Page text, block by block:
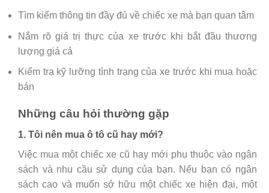
Tìm kiếm thông tin đầy đủ về chiếc xe mà bạn quan tâm
Nắm rõ giá trị thực của xe trước khi bắt đầu thương
lượng giá cả
Kiểm tra kỹ lưỡng tình trạng của xe trước khi mua hoặc
bán
Những câu hỏi thường gặp
1. Tôi nên mua ô tô cũ hay mới?
Việc mua một chiếc xe cũ hay mới phụ thuộc vào ngân
sách và nhu cầu sử dụng của bạn. Nếu bạn có ngân
sách cao và muốn sở hữu một chiếc xe hiện đại, một